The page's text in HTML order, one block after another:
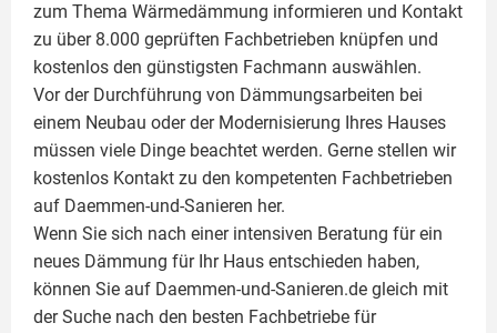
zum Thema Wärmedämmung informieren und Kontakt
zu über 8.000 geprüften Fachbetrieben knüpfen und
kostenlos den günstigsten Fachmann auswählen.
Vor der Durchführung von Dämmungsarbeiten bei
einem Neubau oder der Modernisierung Ihres Hauses
müssen viele Dinge beachtet werden. Gerne stellen wir
kostenlos Kontakt zu den kompetenten Fachbetrieben
auf Daemmen-und-Sanieren her.
Wenn Sie sich nach einer intensiven Beratung für ein
neues Dämmung für Ihr Haus entschieden haben,
können Sie auf Daemmen-und-Sanieren.de gleich mit
der Suche nach den besten Fachbetriebe für